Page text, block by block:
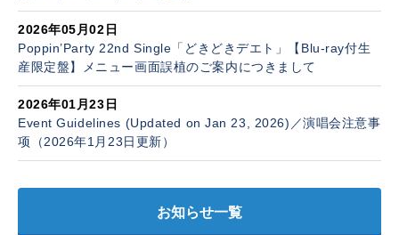
2026年05月02日
Poppin’Party 22nd Single「どきどきデエト」【Blu-ray付生
産限定盤】メニュー画面誤植のご案内につきまして
2026年01月23日
Event Guidelines (Updated on Jan 23, 2026)／演唱会注意事
项（2026年1月23日更新）
お知らせ一覧